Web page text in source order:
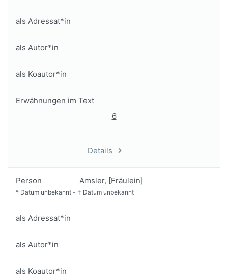
als Adressat*in
als Autor*in
als Koautor*in
Erwähnungen im Text
6
Details
Person Amsler, [Fräulein]
* Datum unbekannt - † Datum unbekannt
als Adressat*in
als Autor*in
als Koautor*in